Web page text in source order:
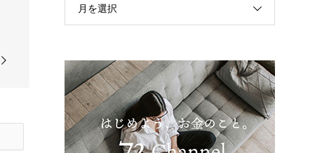
月を選択